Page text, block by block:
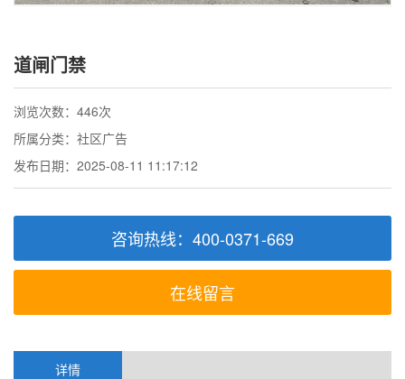
道闸门禁
浏览次数：446次
所属分类：社区广告
发布日期：2025-08-11 11:17:12
咨询热线：400-0371-669
在线留言
详情